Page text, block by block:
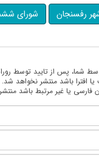
رفسنجان شورای
شما، پس از تایید توسط
افترا باشد منتشر نخواهد شد.
فارسی یا غیر مرتبط باشد